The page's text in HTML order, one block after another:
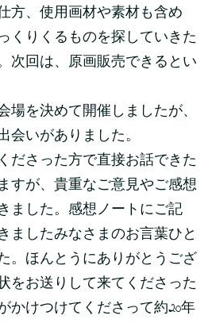
方、使用画材や素材も含め
くりくるものを探していきた
次回は、原画販売できるとい
場を決めて開催しましたが、
会いがありました。
ださった方で直接お話できた
すが、貴重なご意見やご感想
ました。感想ノートにご記
ましたみなさまのお言葉ひと
。ほんとうにありがとうござ
をお送りして来てくださった
かけつけてくださって約20年